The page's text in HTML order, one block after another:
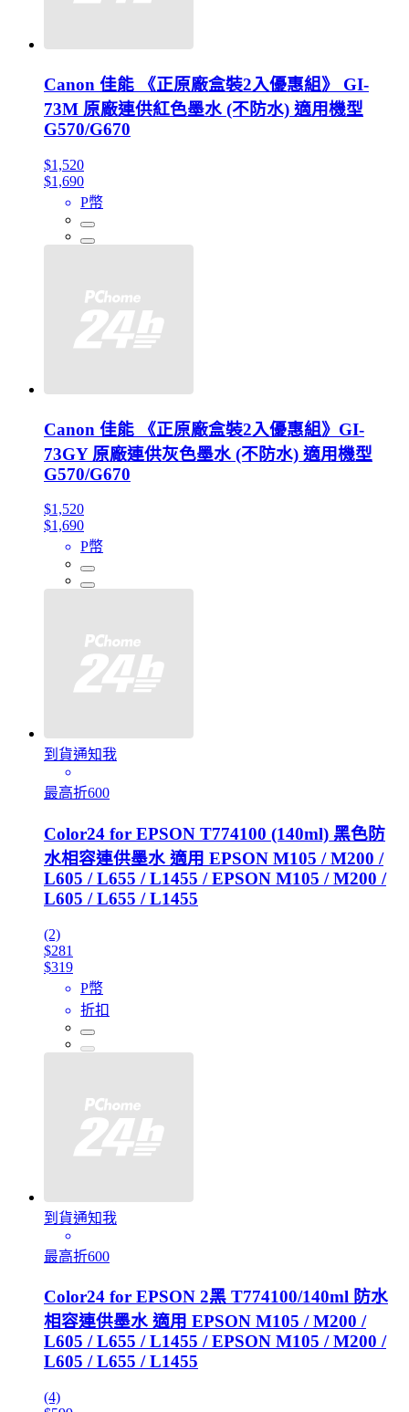
Canon 佳能 《正原廠盒裝2入優惠組》 GI-
73M 原廠連供紅色墨水 (不防水) 適用機型
G570/G670
$1,520
$1,690
P幣
Canon 佳能 《正原廠盒裝2入優惠組》GI-
73GY 原廠連供灰色墨水 (不防水) 適用機型
G570/G670
$1,520
$1,690
P幣
到貨通知我
最高折600
Color24 for EPSON T774100 (140ml) 黑色防
水相容連供墨水 適用 EPSON M105 / M200 /
L605 / L655 / L1455 / EPSON M105 / M200 /
L605 / L655 / L1455
(2)
$281
$319
P幣
折扣
到貨通知我
最高折600
Color24 for EPSON 2黑 T774100/140ml 防水
相容連供墨水 適用 EPSON M105 / M200 /
L605 / L655 / L1455 / EPSON M105 / M200 /
L605 / L655 / L1455
(4)